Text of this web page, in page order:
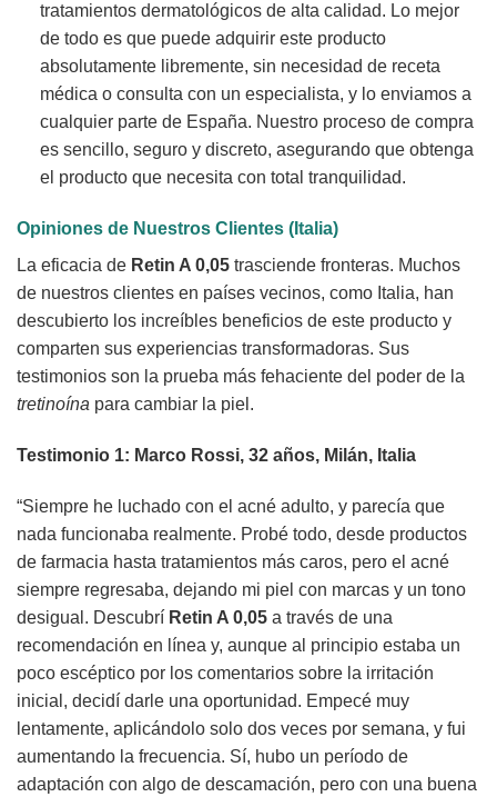
tratamientos dermatológicos de alta calidad. Lo mejor
de todo es que puede adquirir este producto
absolutamente libremente, sin necesidad de receta
médica o consulta con un especialista, y lo enviamos a
cualquier parte de España. Nuestro proceso de compra
es sencillo, seguro y discreto, asegurando que obtenga
el producto que necesita con total tranquilidad.
Opiniones de Nuestros Clientes (Italia)
La eficacia de Retin A 0,05 trasciende fronteras. Muchos
de nuestros clientes en países vecinos, como Italia, han
descubierto los increíbles beneficios de este producto y
comparten sus experiencias transformadoras. Sus
testimonios son la prueba más fehaciente del poder de la
tretinoína para cambiar la piel.
Testimonio 1: Marco Rossi, 32 años, Milán, Italia
“Siempre he luchado con el acné adulto, y parecía que
nada funcionaba realmente. Probé todo, desde productos
de farmacia hasta tratamientos más caros, pero el acné
siempre regresaba, dejando mi piel con marcas y un tono
desigual. Descubrí Retin A 0,05 a través de una
recomendación en línea y, aunque al principio estaba un
poco escéptico por los comentarios sobre la irritación
inicial, decidí darle una oportunidad. Empecé muy
lentamente, aplicándolo solo dos veces por semana, y fui
aumentando la frecuencia. Sí, hubo un período de
adaptación con algo de descamación, pero con una buena